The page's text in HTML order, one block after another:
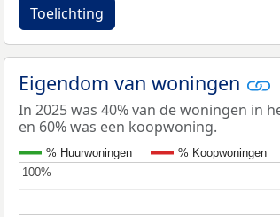
Toelichting
Eigendom van woningen
In 2025 was 40% van de woningen in
en 60% was een koopwoning.
% Huurwoningen % Koopwoningen
100%
100%